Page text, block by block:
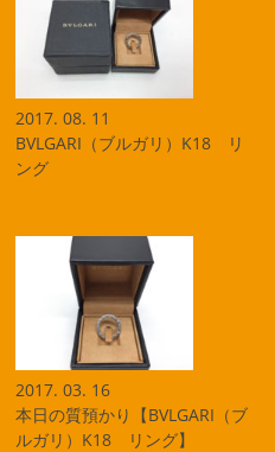
2017. 08. 11
BVLGARI（ブルガリ）K18 リ
ング
2017. 03. 16
本日の質預かり【BVLGARI（ブ
ルガリ）K18 リング】